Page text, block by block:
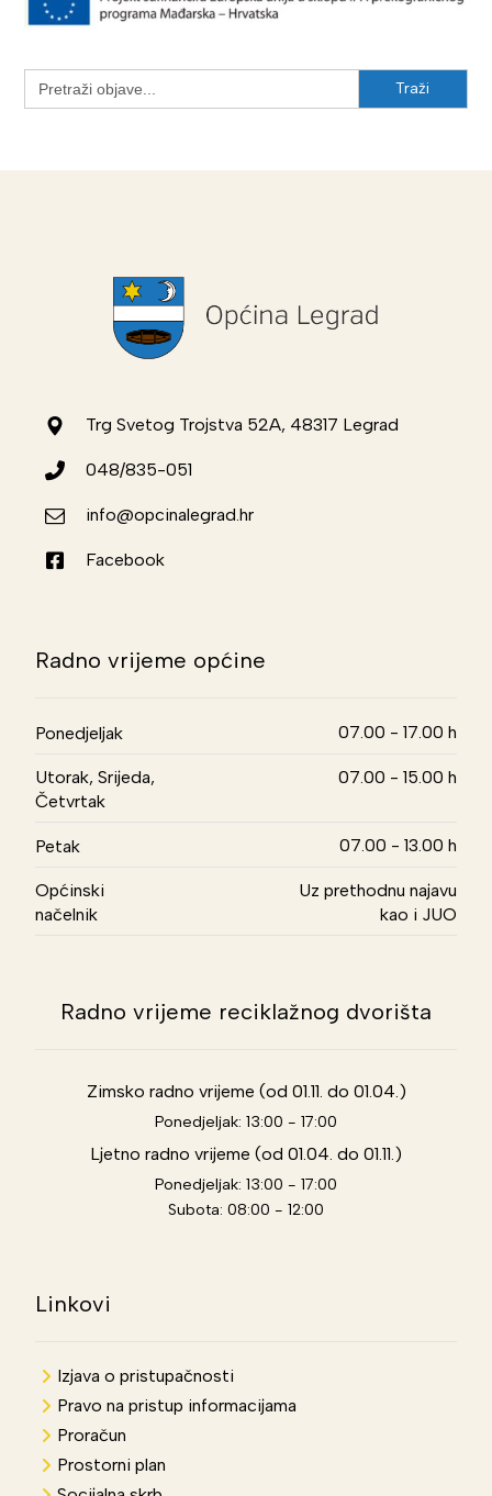
Search
for:
Trg Svetog Trojstva 52A, 48317 Legrad
048/835-051
info@opcinalegrad.hr
Facebook
Radno vrijeme općine
Ponedjeljak 07.00 - 17.00 h
Utorak, Srijeda,
Četvrtak
07.00 - 15.00 h
Petak 07.00 - 13.00 h
Općinski
načelnik
Uz prethodnu najavu
kao i JUO
Radno vrijeme reciklažnog dvorišta
Zimsko radno vrijeme (od 01.11. do 01.04.)
Ponedjeljak: 13:00 - 17:00
Ljetno radno vrijeme (od 01.04. do 01.11.)
Ponedjeljak: 13:00 - 17:00
Subota: 08:00 - 12:00
Linkovi
Izjava o pristupačnosti
Pravo na pristup informacijama
Proračun
Prostorni plan